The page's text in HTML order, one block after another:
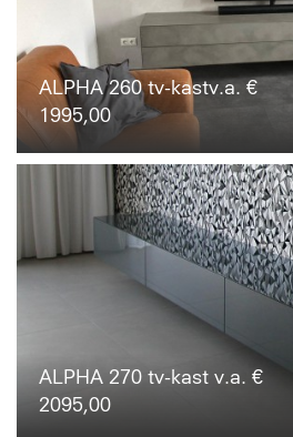
ALPHA 260 tv-kastv.a. €
1995,00
ALPHA 270 tv-kast v.a. €
2095,00